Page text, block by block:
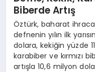
Biberde Artış
Öztürk, baharat
defnenin yılın ilk
dolara, kekiğin yüzde
karabiber ve kırmızı
artışla 10,6 milyon